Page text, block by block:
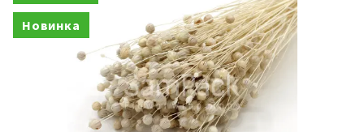
Новинка